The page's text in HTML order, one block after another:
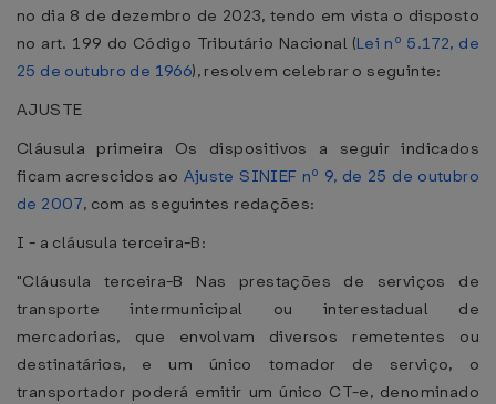
no dia 8 de dezembro de 2023, tendo em vista o disposto
no art. 199 do Código Tributário Nacional (Lei nº 5.172, de
25 de outubro de 1966), resolvem celebrar o seguinte:
AJUSTE
Cláusula primeira Os dispositivos a seguir indicados
ficam acrescidos ao Ajuste SINIEF nº 9, de 25 de outubro
de 2007, com as seguintes redações:
I - a cláusula terceira-B:
"Cláusula terceira-B Nas prestações de serviços de
transporte intermunicipal ou interestadual de
mercadorias, que envolvam diversos remetentes ou
destinatários, e um único tomador de serviço, o
transportador poderá emitir um único CT-e, denominado